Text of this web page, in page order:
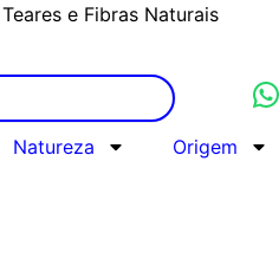
e Fibras Naturais
com atendimento humano
Natureza Origem